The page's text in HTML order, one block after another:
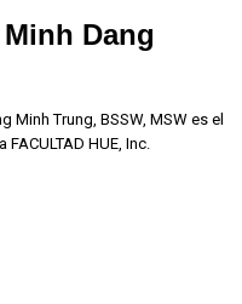
Dang
Minh Trung, BSSW, MSW es el
HUE, Inc.